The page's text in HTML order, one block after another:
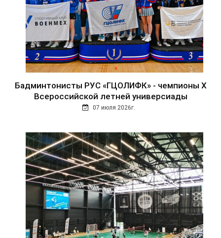
Бадминтонисты РУС «ГЦОЛИФК» - чемпионы Х
Всероссийской летней универсиады
07 июля 2026г.